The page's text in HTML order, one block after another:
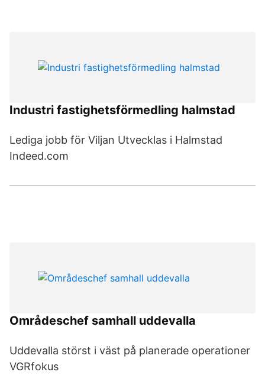
Industri fastighetsförmedling halmstad
Lediga jobb för Viljan Utvecklas i Halmstad
Indeed.com
Områdeschef samhall uddevalla
Uddevalla störst i väst på planerade operationer
VGRfokus